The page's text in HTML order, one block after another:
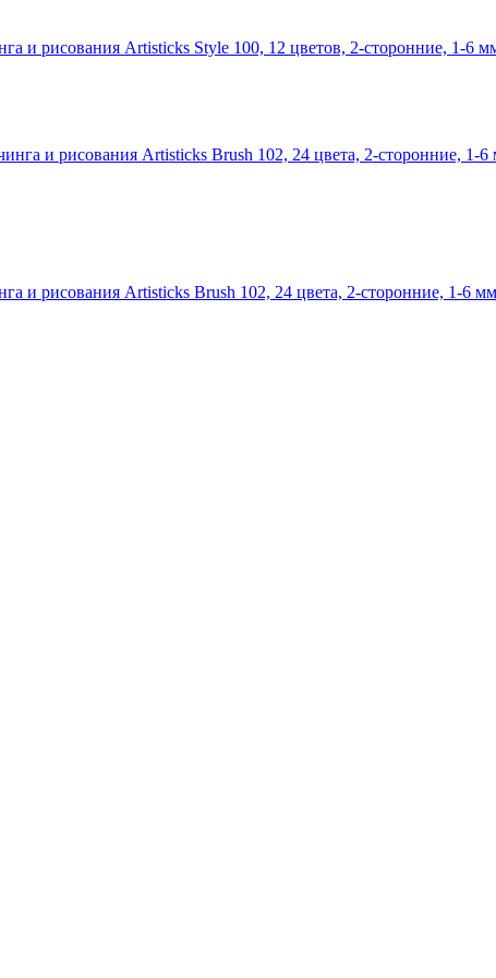
и рисования Artisticks Style 100, 12 цветов, 2-сторонние, 1-6
и рисования Artisticks Brush 102, 24 цвета, 2-сторонние, 1-6 мм